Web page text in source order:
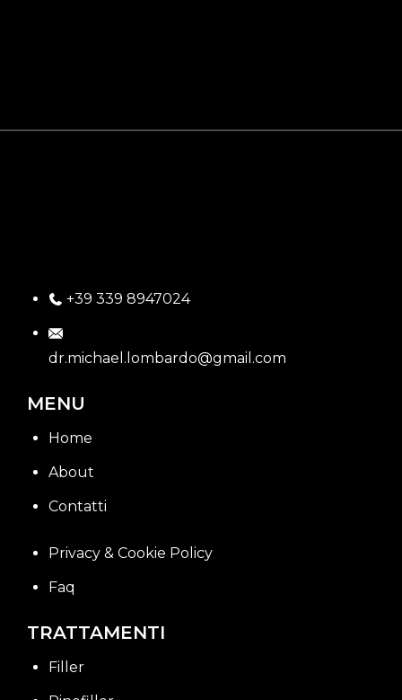
+39 339 8947024
dr.michael.lombardo@gmail.com
MENU
Home
About
Contatti
Privacy & Cookie Policy
Faq
TRATTAMENTI
Filler